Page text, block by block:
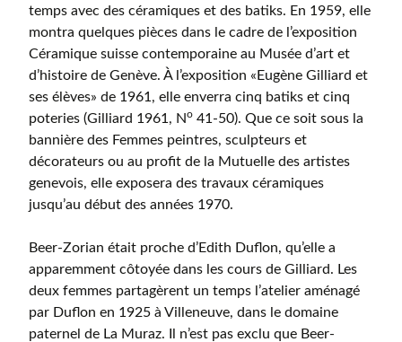
temps avec des céramiques et des batiks. En 1959, elle
montra quelques pièces dans le cadre de l’exposition
Céramique suisse contemporaine au Musée d’art et
d’histoire de Genève. À l’exposition «Eugène Gilliard et
ses élèves» de 1961, elle enverra cinq batiks et cinq
poteries (Gilliard 1961, No 41-50). Que ce soit sous la
bannière des Femmes peintres, sculpteurs et
décorateurs ou au profit de la Mutuelle des artistes
genevois, elle exposera des travaux céramiques
jusqu’au début des années 1970.
Beer-Zorian était proche d’Edith Duflon, qu’elle a
apparemment côtoyée dans les cours de Gilliard. Les
deux femmes partagèrent un temps l’atelier aménagé
par Duflon en 1925 à Villeneuve, dans le domaine
paternel de La Muraz. Il n’est pas exclu que Beer-